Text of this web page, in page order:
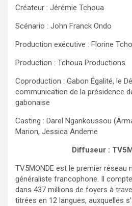
Créateur : Jérémie Tchoua
Scénario : John Franck Ondo
Production exécutive : Florine
Production : Tchoua Productions
Coproduction : Gabon Égalité, le
communication de la présidence
gabonaise
Casting : Darel Ngankoussou
Marion, Jessica Andeme
Diffuseur :
TV5MONDE est le premier réseau
généraliste francophone. Il
dans 437 millions de foyers à
titrées en 12 langues, auxquelles